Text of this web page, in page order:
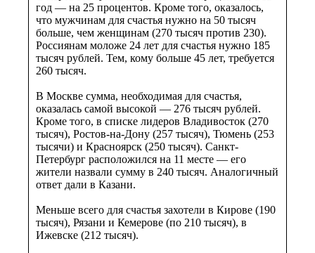
год — на 25 процентов. Кроме того, оказалось,
что мужчинам для счастья нужно на 50 тысяч
больше, чем женщинам (270 тысяч против 230).
Россиянам моложе 24 лет для счастья нужно 185
тысяч рублей. Тем, кому больше 45 лет, требуется
260 тысяч.
В Москве сумма, необходимая для счастья,
оказалась самой высокой — 276 тысяч рублей.
Кроме того, в списке лидеров Владивосток (270
тысяч), Ростов-на-Дону (257 тысяч), Тюмень (253
тысячи) и Красноярск (250 тысяч). Санкт-
Петербург расположился на 11 месте — его
жители назвали сумму в 240 тысяч. Аналогичный
ответ дали в Казани.
Меньше всего для счастья захотели в Кирове (190
тысяч), Рязани и Кемерове (по 210 тысяч), в
Ижевске (212 тысяч).